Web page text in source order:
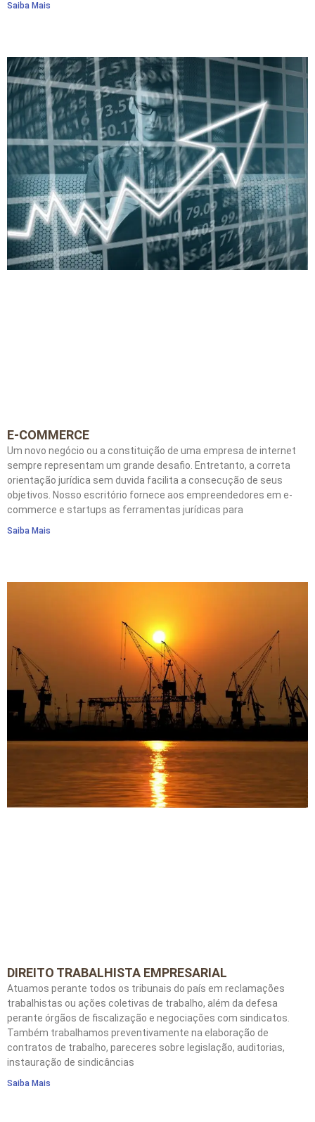
Saiba Mais
E-COMMERCE
Um novo negócio ou a constituição de uma empresa de internet
sempre representam um grande desafio. Entretanto, a correta
orientação jurídica sem duvida facilita a consecução de seus
objetivos. Nosso escritório fornece aos empreendedores em e-
commerce e startups as ferramentas jurídicas para
Saiba Mais
DIREITO TRABALHISTA EMPRESARIAL
Atuamos perante todos os tribunais do país em reclamações
trabalhistas ou ações coletivas de trabalho, além da defesa
perante órgãos de fiscalização e negociações com sindicatos.
Também trabalhamos preventivamente na elaboração de
contratos de trabalho, pareceres sobre legislação, auditorias,
instauração de sindicâncias
Saiba Mais